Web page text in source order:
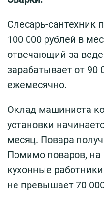
Слесарь-сантехник
100 000 рублей в
отвечающий за
зарабатывает от 90
ежемесячно.
Оклад машиниста
установки
месяц. Повара
Помимо поваров, на
кухонные
не превышает 70